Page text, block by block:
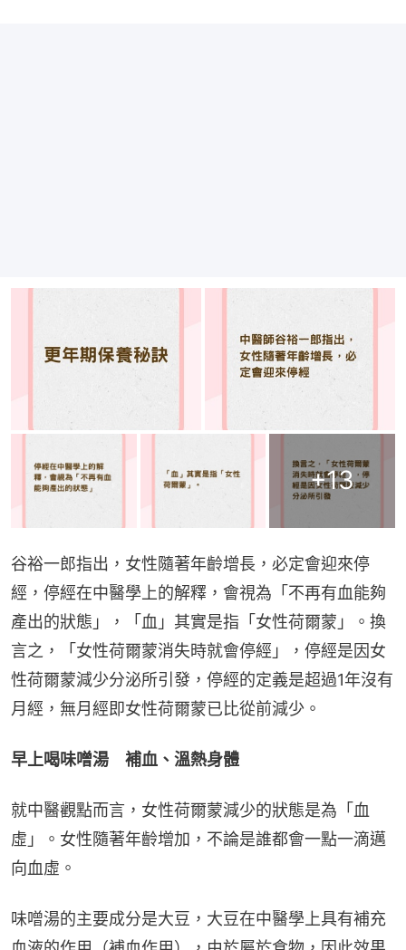
+13
谷裕一郎指出，女性隨著年齡增長，必定會迎來停
經，停經在中醫學上的解釋，會視為「不再有血能夠
產出的狀態」，「血」其實是指「女性荷爾蒙」。換
言之，「女性荷爾蒙消失時就會停經」，停經是因女
性荷爾蒙減少分泌所引發，停經的定義是超過1年沒有
月經，無月經即女性荷爾蒙已比從前減少。
早上喝味噌湯　補血、溫熱身體
就中醫觀點而言，女性荷爾蒙減少的狀態是為「血
虛」。女性隨著年齡增加，不論是誰都會一點一滴邁
向血虛。
味噌湯的主要成分是大豆，大豆在中醫學上具有補充